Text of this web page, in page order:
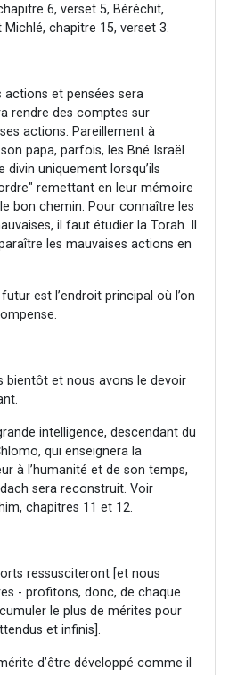
6, verset 5, Béréchit,
chapitre 15, verset 3.
actions et pensées sera
rendre des comptes sur
actions. Pareillement à
papa, parfois, les Bné Israël
divin uniquement lorsqu’ils
remettant en leur mémoire
bon chemin. Pour connaître les
il faut étudier la Torah. Il
les mauvaises actions en
est l’endroit principal où l’on
bientôt et nous avons le devoir
intelligence, descendant du
qui enseignera la
à l’humanité et de son temps,
sera reconstruit. Voir
chapitres 11 et 12.
ressusciteront [et nous
- profitons, donc, de chaque
le plus de mérites pour
et infinis].
d’être développé comme il